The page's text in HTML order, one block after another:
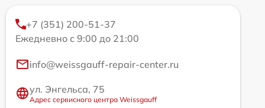
+7 (351) 200-51-37
Ежедневно с 9:00 до 21:00
info@weissgauff-repair-center.ru
ул. Энгельса, 75
Адрес сервисного центра Weissgauff